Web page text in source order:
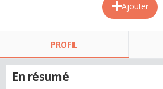
Ajouter
PROFIL
En résumé